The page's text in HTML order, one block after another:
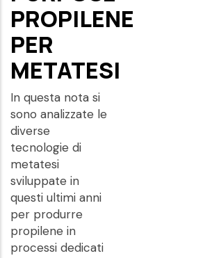
PROPILENE
PER
METATESI
In questa nota si
sono analizzate le
diverse
tecnologie di
metatesi
sviluppate in
questi ultimi anni
per produrre
propilene in
processi dedicati